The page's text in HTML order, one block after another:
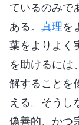
ているのみで
ある。真理を
葉をよりよく
を助けるには
解することを
える。そうし
偽善的、かつ